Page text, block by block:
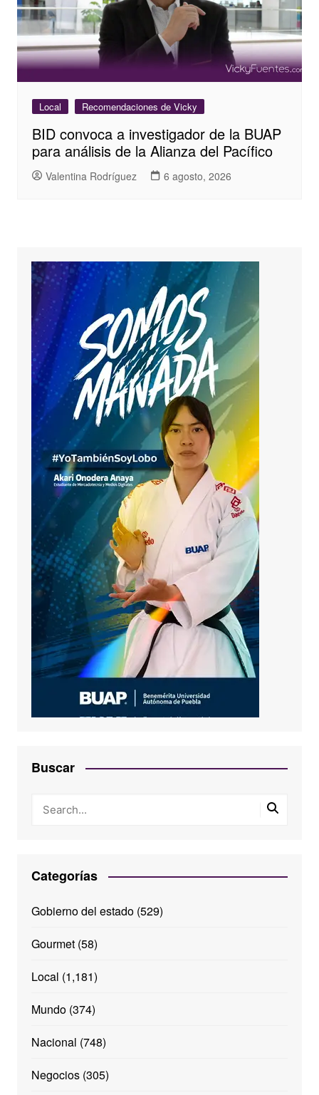
Local Recomendaciones de Vicky
BID convoca a investigador de la BUAP
para análisis de la Alianza del Pacífico
Valentina Rodríguez 6 agosto, 2026
Buscar
Categorías
Gobierno del estado(529)
Gourmet(58)
Local (1,181)
Mundo(374)
Nacional (748)
Negocios(305)